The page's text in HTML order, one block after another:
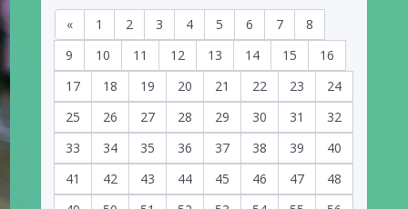
« 1 2 3 4 5 6 7
8
9
10 11 12 13 14 15
16
17
18 19 20 21 22 23
24
25
26 27 28 29 30 31
32
33
34 35 36 37 38 39
40
41
42 43 44 45 46 47
48